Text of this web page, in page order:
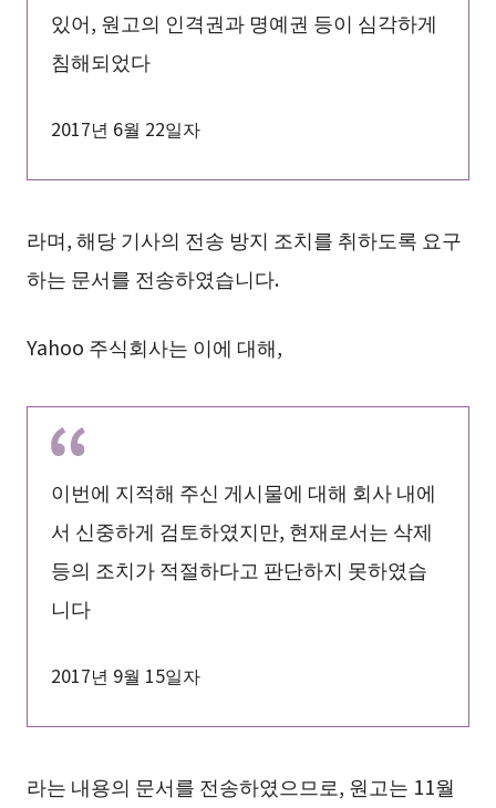
있어, 원고의 인격권과 명예권 등이 심각하게
침해되었다
2017년 6월 22일자
라며, 해당 기사의 전송 방지 조치를 취하도록 요구
하는 문서를 전송하였습니다.
Yahoo 주식회사는 이에 대해,
이번에 지적해 주신 게시물에 대해 회사 내에
서 신중하게 검토하였지만, 현재로서는 삭제
등의 조치가 적절하다고 판단하지 못하였습
니다
2017년 9월 15일자
라는 내용의 문서를 전송하였으므로, 원고는 11월